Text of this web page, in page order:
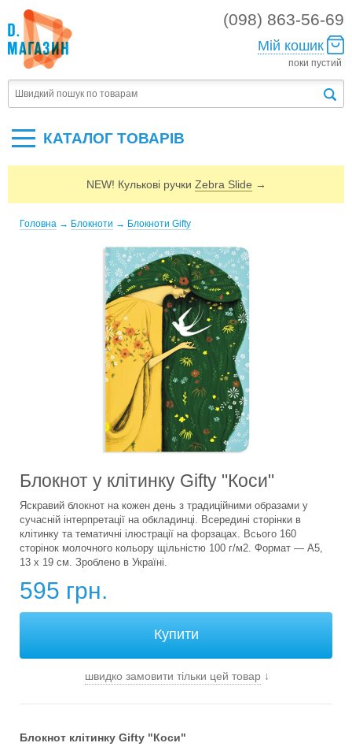
(098) 863-56-69
Мій кошик
поки пустий
КАТАЛОГ ТОВАРIВ
NEW! Кулькові ручки Zebra Slide →
Головна → Блокноти → Блокноти Gifty
Блокнот у клітинку Gifty "Коси"
Яскравий блокнот на кожен день з традиційними образами у
сучасній інтерпретації на обкладинці. Всередині сторінки в
клітинку та тематичні ілюстрації на форзацах. Всього 160
сторінок молочного кольору щільністю 100 г/м2. Формат — А5,
13 х 19 см. Зроблено в Україні.
595 грн.
швидко замовити тільки цей товар↓
Блокнот клітинку Gifty "Коси"